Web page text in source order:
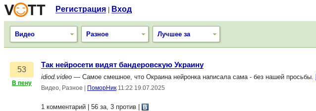
Регистрация Вход
Видео Разное Лучшее за
53
В пену
Так нейросети видят бандеровскую Украину
idiod.video — Самое смешное, что Окраина нейронка написала сама - без нашей просьбы.
Видео, Разное ПоморНик 11:22 19.07.2025
1 комментарий | 56 за, 3 против